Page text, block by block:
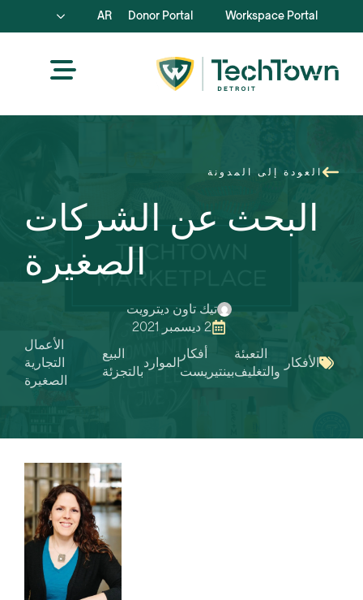
Workspace Portal
Donor Portal
AR
العودة إلى المدونة
البحث عن الشركات
الصغيرة
تيك تاون ديترويت
2 ديسمبر 2021
الأفكار
التعبئة
والتغليف
أفكار
بينتيريستالموارد
البيع
بالتجزئة
الأعمال
التجارية
الصغيرة